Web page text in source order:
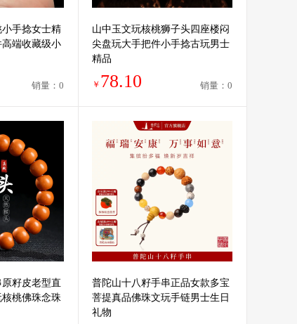
手捻女士精
端收藏级小
销量：0
山中玉文玩核桃狮子头四座楼闷
尖盘玩大手把件小手捻古玩男士
精品
￥ 78.10 销量：0
籽皮老型直
桃佛珠念珠
普陀山十八籽手串正品女款多宝
菩提真品佛珠文玩手链男士生日
礼物